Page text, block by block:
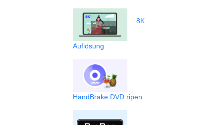
8K
Auflösung
HandBrake DVD ripen